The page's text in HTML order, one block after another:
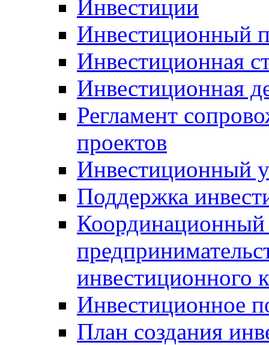
Инвестиции
Инвестиционный
Инвестиционная
Инвестиционная
Регламент
проектов
Инвестиционный
Поддержка
Координационный
инвестиционного
Инвестиционное
План создания